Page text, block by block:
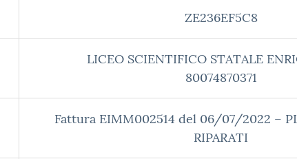
ZE236EF5C8
LICEO SCIENTIFICO STATALE
80074870371
Fattura EIMM002514 del 06/07/2022 –
RIPARATI